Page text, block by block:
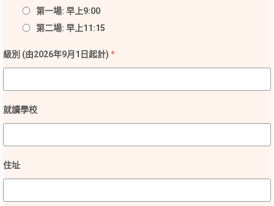
第一場: 早上9:00
第二場: 早上11:15
級別 (由2026年9月1日起計) *
就讀學校
住址